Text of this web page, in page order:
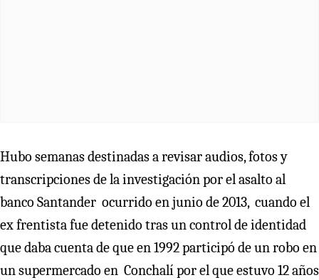
Hubo semanas destinadas a revisar audios, fotos y
transcripciones de la investigación por el asalto al
banco Santander ocurrido en junio de 2013, cuando el
ex frentista fue detenido tras un control de identidad
que daba cuenta de que en 1992 participó de un robo en
un supermercado en Conchalí por el que estuvo 12 años